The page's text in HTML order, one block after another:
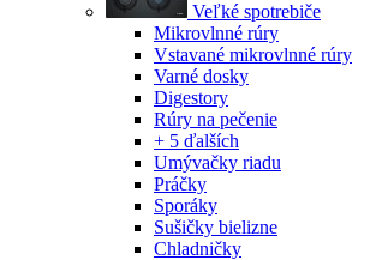
Veľké spotrebiče
Mikrovlnné rúry
Vstavané mikrovlnné rúry
Varné dosky
Digestory
Rúry na pečenie
+ 5 ďalších
Umývačky riadu
Práčky
Sporáky
Sušičky bielizne
Chladničky